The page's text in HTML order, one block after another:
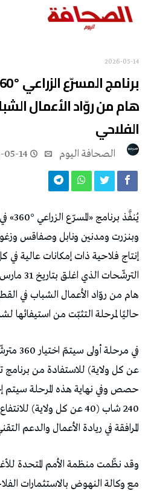
2026-05-14
هام من روّاد الأعمال
الفلاحي
05-14
يُنفَّذ
وبنزرت ومدنين ونابل وصفاقس
إنتاج فلاحية ذات إمكانات عالية
هام من روّاد الأعمال الشباب في
حاليًا لمرحلة التثبّت من استيفائها
عن كل ولاية) للاستفادة من
حصص وفي نهاية هذه المرحلة سيتم
240 شاب (40 عن كل ولاية)
المرافقة في ريادة الأعمال والدعم
وقد نظّمت منظمة الأمم المتحدة
مع وكالة النهوض بالاستثمارات